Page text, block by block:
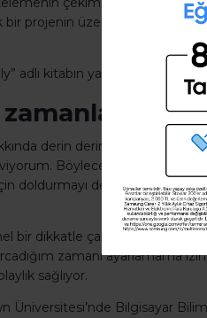
bir projenin üzerinde çalışmanı
adlı kitabın yazarı.
derin derin düşüneceğim
Böylece o zamanı, bir
doldurmayı denediğinde,
bir dikkatle çalışmam
zamanı ayarlamama
sağlıyor.
Üniversitesi’nde Bilgisayar